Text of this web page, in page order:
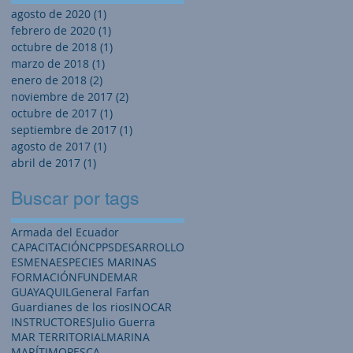
agosto de 2020 (1)
febrero de 2020 (1)
octubre de 2018 (1)
marzo de 2018 (1)
enero de 2018 (2)
noviembre de 2017 (2)
octubre de 2017 (1)
septiembre de 2017 (1)
agosto de 2017 (1)
abril de 2017 (1)
Buscar por tags
Armada del Ecuador
CAPACITACIÓNCPPSDESARROLLO
ESMENAESPECIES MARINAS
FORMACIÓNFUNDEMAR
GUAYAQUIL General Farfan
Guardianes de los riosINOCAR
INSTRUCTORESJulio Guerra
MAR TERRITORIAL MARINA